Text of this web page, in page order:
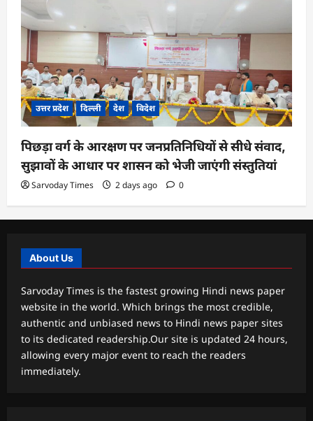
उत्तर प्रदेश दिल्ली देश विदेश
पिछड़ा वर्ग के आरक्षण पर जनप्रतिनिधियों से सीधे संवाद,
सुझावों के आधार पर शासन को भेजी जाएंगी संस्तुतियां
Sarvoday Times 2 days ago 0
About Us
Sarvoday Times is the fastest growing Hindi news paper
website in the world. Which brings the most credible,
authentic and unbiased news to Hindi news paper sites
to its dedicated readership.Our site is updated 24 hours,
allowing every major event to reach the readers
immediately.